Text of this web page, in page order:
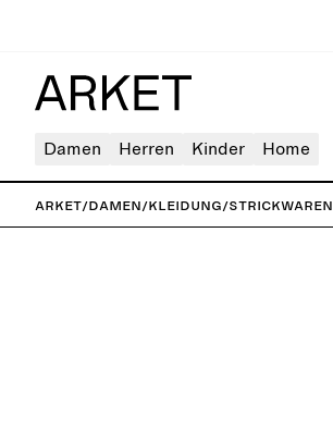
Damen Herren Kinder Home
ARKET/Damen/Kleidung/Strickwaren